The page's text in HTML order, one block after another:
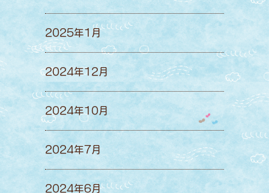
2025年1月
2024年12月
2024年10月
2024年7月
2024年6月